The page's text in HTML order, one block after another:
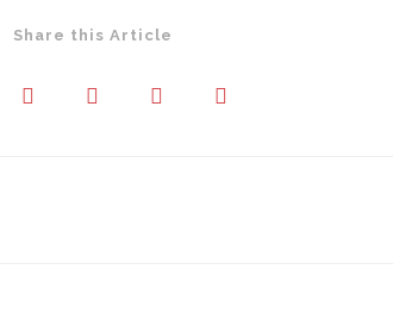
Share this Article